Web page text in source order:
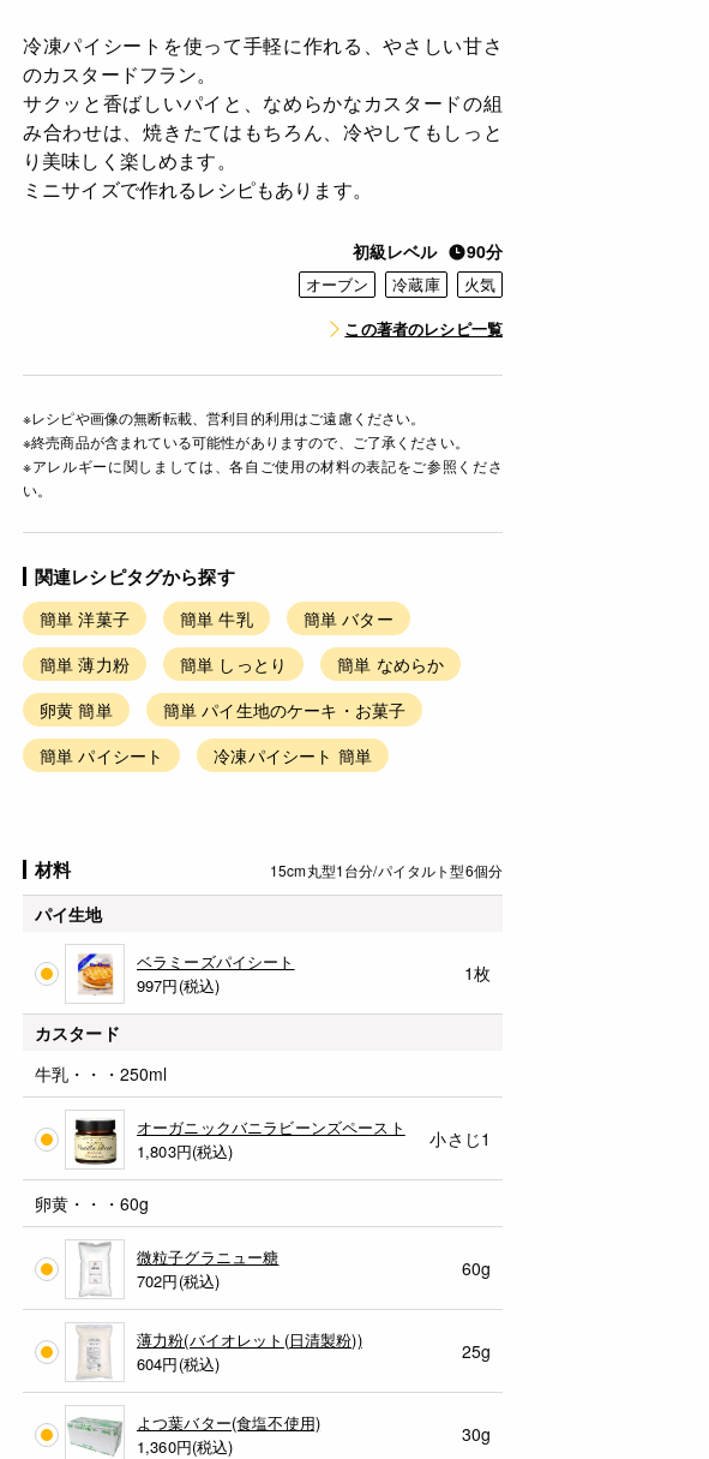
冷凍パイシートを使って手軽に作れる、やさしい甘さ
のカスタードフラン。
サクッと香ばしいパイと、なめらかなカスタードの組
み合わせは、焼きたてはもちろん、冷やしてもしっと
り美味しく楽しめます。
ミニサイズで作れるレシピもあります。
初級レベル 90分
オーブン 冷蔵庫
火気
この著者のレシピ一覧
※レシピや画像の無断転載、営利目的利用はご遠慮ください。
※終売商品が含まれている可能性がありますので、ご了承ください。
※アレルギーに関しましては、各自ご使用の材料の表記をご参照くださ
い。
関連レシピタグから探す
簡単 洋菓子 簡単 牛乳
簡単 バター
簡単 薄力粉
簡単 しっとり
簡単 なめらか
卵黄 簡単
簡単 パイ生地のケーキ・お菓子
簡単 パイシート
冷凍パイシート 簡単
材料 15cm丸型1台分/パイタルト型6個分
パイ生地
ベラミーズパイシート
997円(税込)
1枚
カスタード
牛乳・・・250ml
オーガニックバニラビーンズペースト
1,803円(税込)
小さじ1
卵黄・・・60g
微粒子グラニュー糖
702円(税込)
60g
薄力粉(バイオレット(日清製粉))
604円(税込)
25g
よつ葉バター(食塩不使用)
1,360円(税込)
30g